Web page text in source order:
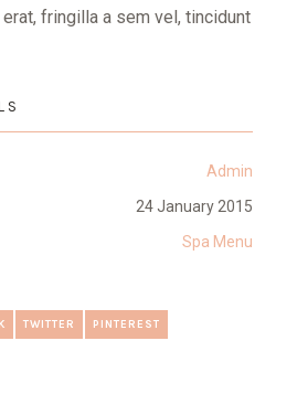
fringilla a sem vel, tincidunt
Admin
24 January 2015
Spa Menu
TWITTER PINTEREST